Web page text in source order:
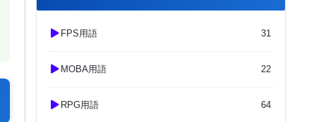
FPS用語 31
MOBA用語 22
RPG用語 64